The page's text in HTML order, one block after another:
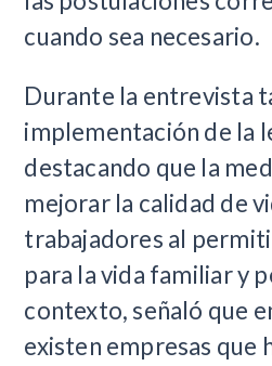
cuando sea necesario.
Durante la entrevista
implementación de la
destacando que la
mejorar la calidad de
trabajadores al
para la vida familiar y
contexto, señaló que
existen empresas que